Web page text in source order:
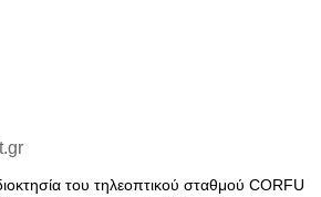
του τηλεοπτικού σταθμού CORFU